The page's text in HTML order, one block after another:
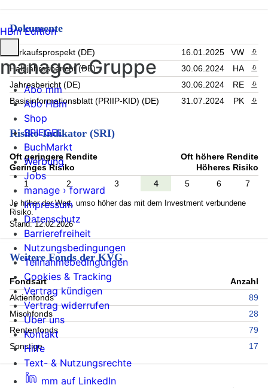
Dokumente
Verkaufsprospekt (DE) 16.01.2025 VW
Halbjahresbericht (DE)
30.06.2024 HA
Jahresbericht (DE)
30.06.2024 RE
Basisinformationsblatt (PRIIP-KID) (DE)
31.07.2024 PK
Risiko-Indikator (SRI)
Oft geringere Rendite
Geringes Risiko
Oft höhere Rendite
Höheres Risiko
1
2 3 4 5 6 7
Je höher der Wert, umso höher das mit dem Investment verbundene
Risiko.
Stand: 12.02.2026
Weitere Fonds der KVG
Fondsart
Anzahl
Aktienfonds
89
Mischfonds
28
Rentenfonds
79
Sonstige
17
HBm Edition
manager-Gruppe
Abo mm
Abo HBm
Shop
SPIEGEL
BuchMarkt
Werbung
Jobs
manage › forward
Impressum
Datenschutz
Barrierefreiheit
Nutzungsbedingungen
Teilnahmebedingungen
Cookies & Tracking
Vertrag kündigen
Vertrag widerrufen
Über uns
Kontakt
Hilfe
Text- & Nutzungsrechte
mm auf LinkedIn